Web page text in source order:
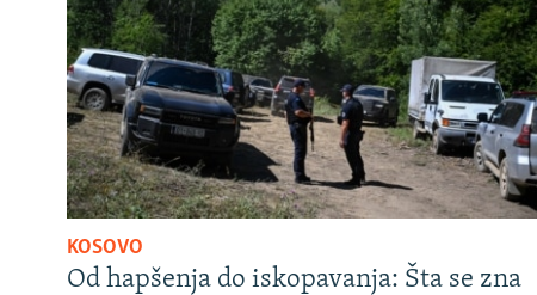
KOSOVO
Od hapšenja do iskopavanja: Šta se zna